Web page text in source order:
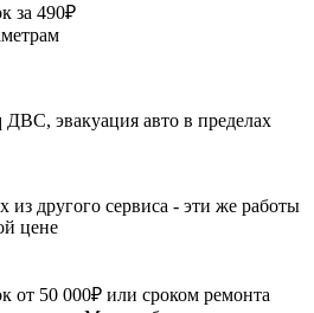
за 490₽
эвакуация авто в пределах
из другого сервиса - эти же работы
цене
от 50 000₽ или сроком ремонта